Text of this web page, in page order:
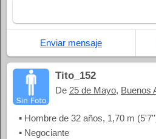
Enviar mensaje
Tito_152
De 25 de Mayo, Buenos
▪ Hombre de 32 años, 1,70 m
▪ Negociante